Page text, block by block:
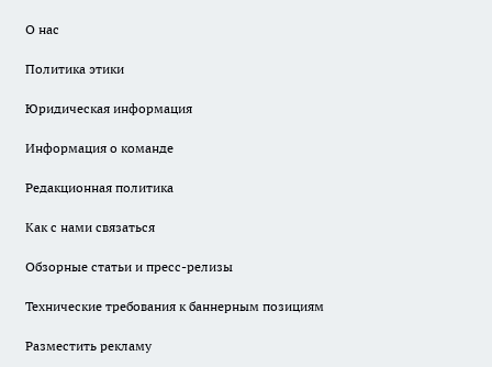
О нас
Политика этики
Юридическая информация
Информация о команде
Редакционная политика
Как с нами связаться
Обзорные статьи и пресс-релизы
Технические требования к баннерным позициям
Разместить рекламу